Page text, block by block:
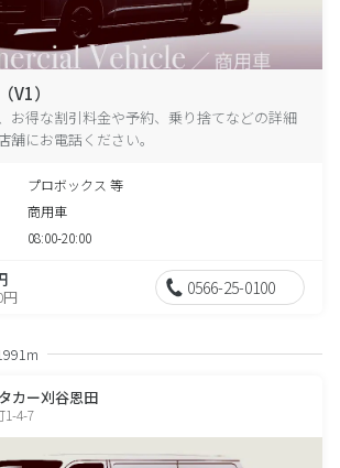
V1）
お得な割引料金や予約、乗り捨てなどの詳細
舗にお電話ください。
プロボックス 等
商用車
08:00-20:00
0566-25-0100
カー刈谷恩田
1-4-7